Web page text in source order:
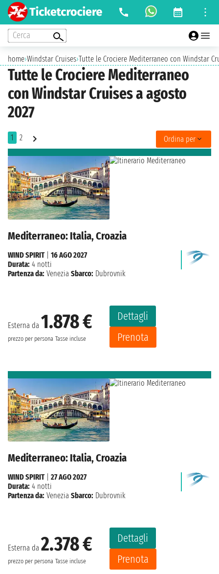
Cerca
home›Windstar Cruises›Tutte le Crociere Mediterraneo con Windstar
Tutte le Crociere Mediterraneo
con Windstar Cruises a agosto
2027
1 2 Ordina per
Mediterraneo: Italia, Croazia
Esterna da 1.878 €
prezzo per persona Tasse incluse
Dettagli
Prenota
WIND SPIRIT| 16 AGO 2027
Durata: 4 notti
Partenza da: Venezia Sbarco: Dubrovnik
Mediterraneo: Italia, Croazia
Esterna da 2.378 €
prezzo per persona Tasse incluse
Dettagli
Prenota
WIND SPIRIT| 27 AGO 2027
Durata: 4 notti
Partenza da: Venezia Sbarco: Dubrovnik